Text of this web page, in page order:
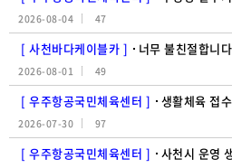
2026-08-04 47
[ 사천바다케이블카 ] 너무 불친절합니
2026-08-01 49
[ 우주항공국민체육센터 ] 생활체육 접
2026-07-30 97
[ 우주항공국민체육센터 ] 사천시 운영 생활체육 프로